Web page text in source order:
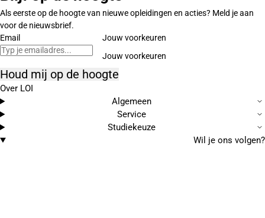
Als eerste op de hoogte van nieuwe opleidingen en acties? Meld je aan
voor de nieuwsbrief.
Email
Jouw voorkeuren
Houd mij op de hoogte
Over LOI
Algemeen
Service
Studiekeuze
Wil je ons volgen?